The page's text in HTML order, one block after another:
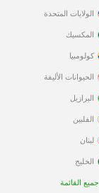
الولايات المتحدة
المكسيك
كولومبيا
الحيوانات الأليفة
البرازيل
الفلبين
لبنان
الخليج
جميع القائمة